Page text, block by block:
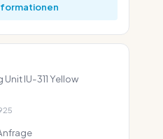
IU-311 Yellow